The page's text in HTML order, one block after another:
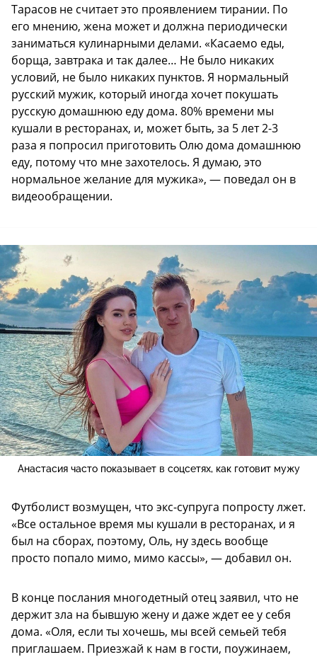
Тарасов не считает это проявлением тирании. По
его мнению, жена может и должна периодически
заниматься кулинарными делами. «Касаемо еды,
борща, завтрака и так далее… Не было никаких
условий, не было никаких пунктов. Я нормальный
русский мужик, который иногда хочет покушать
русскую домашнюю еду дома. 80% времени мы
кушали в ресторанах, и, может быть, за 5 лет 2-3
раза я попросил приготовить Олю дома домашнюю
еду, потому что мне захотелось. Я думаю, это
нормальное желание для мужика», — поведал он в
видеообращении.
Анастасия часто показывает в соцсетях, как готовит мужу
Футболист возмущен, что экс-супруга попросту лжет.
«Все остальное время мы кушали в ресторанах, и я
был на сборах, поэтому, Оль, ну здесь вообще
просто попало мимо, мимо кассы», — добавил он.
В конце послания многодетный отец заявил, что не
держит зла на бывшую жену и даже ждет ее у себя
дома. «Оля, если ты хочешь, мы всей семьей тебя
приглашаем. Приезжай к нам в гости, поужинаем,